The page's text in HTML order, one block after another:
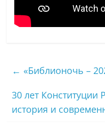
← «Библионочь –
30 лет Конституции
история и